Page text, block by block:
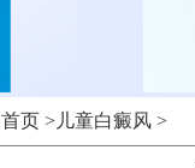
首页 >儿童白癜风 >